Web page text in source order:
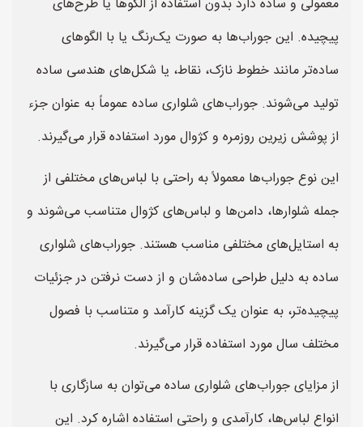
معمولی و ساده دارد بدون استفاده از الگوها یا طرح‌های
پیچیده. این جوراب‌ها به صورت یک‌رنگ یا با الگوهای
ساده‌تر مانند خطوط نازک، نقاط، یا شکل‌های هندسی ساده
تولید می‌شوند. جوراب‌های شلواری ساده عموماً به عنوان جزء
از پوشش زیرین روزمره و کژوال مورد استفاده قرار می‌گیرند.
این نوع جوراب‌ها معمولاً به راحتی با لباس‌های مختلفی از
جمله شلوارها، دامن‌ها و لباس‌های کژوال متناسب می‌شوند و
به استایل‌های مختلفی مناسب هستند. جوراب‌های شلواری
ساده به دلیل طراحی ساده‌شان و از دست نرفتن در جزئیات
پیچیده‌تر، به عنوان یک گزینه کارآمد و متناسب با فصول
مختلف سال مورد استفاده قرار می‌گیرند.
از مزایای جوراب‌های شلواری ساده می‌توان به سازگاری با
انواع لباس‌ها، کارآمدی و راحتی استفاده اشاره کرد. این